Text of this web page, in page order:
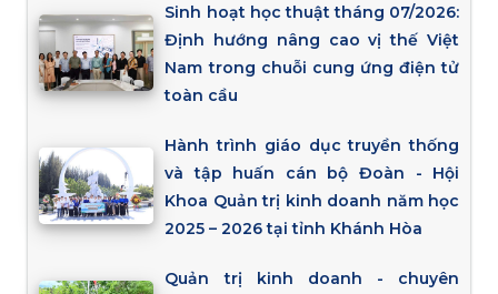
Sinh hoạt học thuật tháng 07/2026:
Định hướng nâng cao vị thế Việt
Nam trong chuỗi cung ứng điện tử
toàn cầu
Hành trình giáo dục truyền thống
và tập huấn cán bộ Đoàn - Hội
Khoa Quản trị kinh doanh năm học
2025 – 2026 tại tỉnh Khánh Hòa
Quản trị kinh doanh - chuyên